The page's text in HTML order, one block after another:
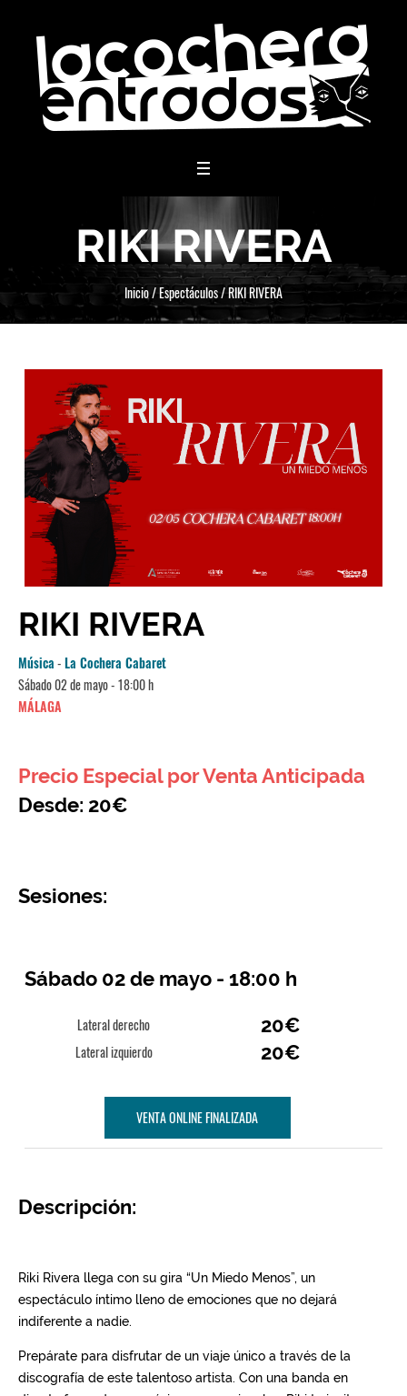
RIKI RIVERA
Inicio/Espectáculos/RIKI RIVERA
RIKI RIVERA
Música-La Cochera Cabaret
Sábado 02 de mayo - 18:00 h
MÁLAGA
Precio Especial por Venta Anticipada
Desde: 20€
Sesiones:
Sábado 02 de mayo - 18:00 h
Lateral derecho 20€
Lateral izquierdo 20€
VENTA ONLINE FINALIZADA
Descripción: